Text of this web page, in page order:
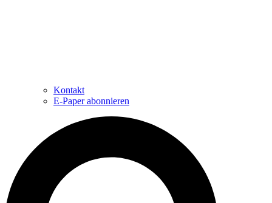
Kontakt
E-Paper abonnieren